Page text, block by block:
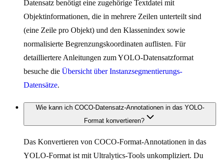
Datensatz benötigt eine zugehörige Textdatei mit
Objektinformationen, die in mehrere Zeilen unterteilt sind
(eine Zeile pro Objekt) und den Klassenindex sowie
normalisierte Begrenzungskoordinaten auflisten. Für
detailliertere Anleitungen zum YOLO-Datensatzformat
besuche die Übersicht über Instanzsegmentierungs-
Datensätze.
Wie kann ich COCO-Datensatz-Annotationen in das YOLO-
Format konvertieren?
Das Konvertieren von COCO-Format-Annotationen in das
YOLO-Format ist mit Ultralytics-Tools unkompliziert. Du